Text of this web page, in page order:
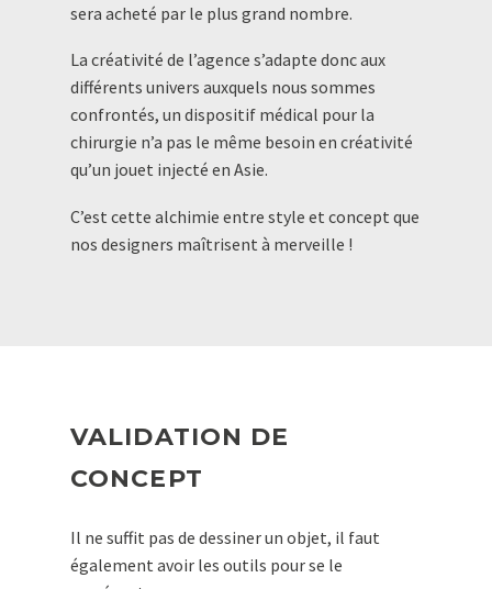
sera acheté par le plus grand nombre.
La créativité de l’agence s’adapte donc aux
différents univers auxquels nous sommes
confrontés, un dispositif médical pour la
chirurgie n’a pas le même besoin en créativité
qu’un jouet injecté en Asie.
C’est cette alchimie entre style et concept que
nos designers maîtrisent à merveille !
VALIDATION DE
CONCEPT
Il ne suffit pas de dessiner un objet, il faut
également avoir les outils pour se le